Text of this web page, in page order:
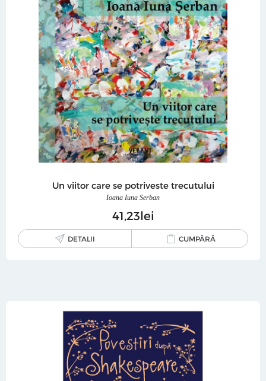
Un viitor care se potriveste trecutului
Ioana Iuna Serban
41 23lei
DETALII CUMPĂRĂ